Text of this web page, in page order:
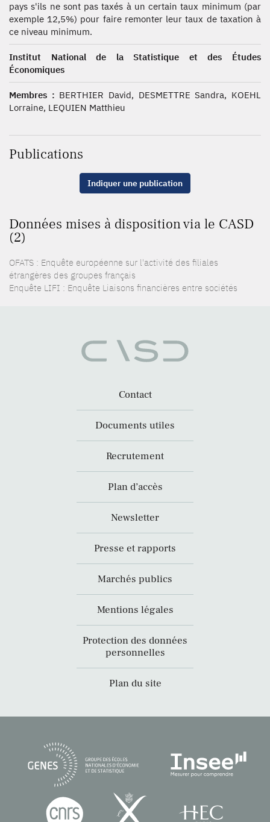
pays s'ils ne sont pas taxés à un certain taux minimum (par
exemple 12,5%) pour faire remonter leur taux de taxation à
ce niveau minimum.
Institut National de la Statistique et des Études
Économiques
Membres : BERTHIER David, DESMETTRE Sandra, KOEHL
Lorraine, LEQUIEN Matthieu
Publications
Indiquer une publication
Données mises à disposition via le CASD
(2)
OFATS : Enquête européenne sur l'activité des filiales
étrangères des groupes français
Enquête LIFI : Enquête Liaisons financières entre sociétés
Contact
Documents utiles
Recrutement
Plan d’accès
Newsletter
Presse et rapports
Marchés publics
Mentions légales
Protection des données
personnelles
Plan du site